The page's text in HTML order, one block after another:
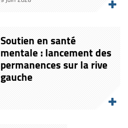
Soutien en santé
mentale : lancement des
permanences sur la rive
gauche